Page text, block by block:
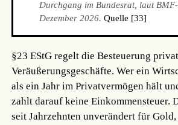
Durchgang im Bundesrat, laut
Dezember 2026. Quelle [33]
§23 EStG regelt die Besteuerung
Veräußerungsgeschäfte. Wer ein
als ein Jahr im Privatvermögen hält
zahlt darauf keine Einkommensteuer.
seit Jahrzehnten unverändert für